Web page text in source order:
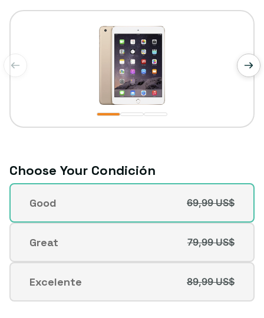
Choose Your Condición
Condición
Good
Variante
agotada
o
no
disponible
69,99 US$
Great
Variante
agotada
o
no
disponible
79,99 US$
Excelente
Variante
agotada
89,99 US$